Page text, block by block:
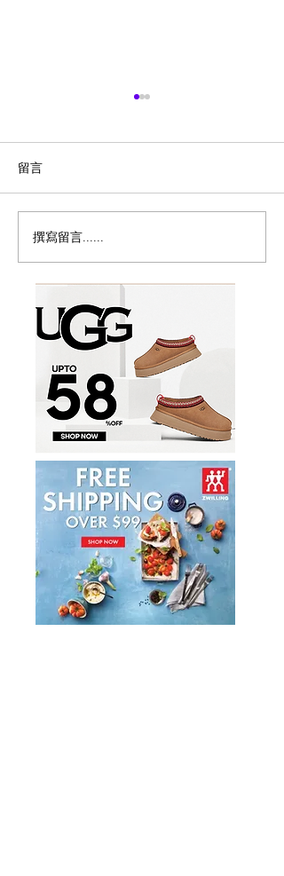
历史新低！Samsonite 新
秀丽 Winfield 2 全PC
20+28寸 黑色拉杆行李箱2
件套1.7折
留言
撰寫留言......